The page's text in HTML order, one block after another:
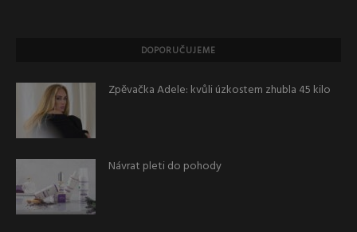
DOPORUČUJEME
Zpěvačka Adele: kvůli úzkostem zhubla 45 kilo
Návrat pleti do pohody